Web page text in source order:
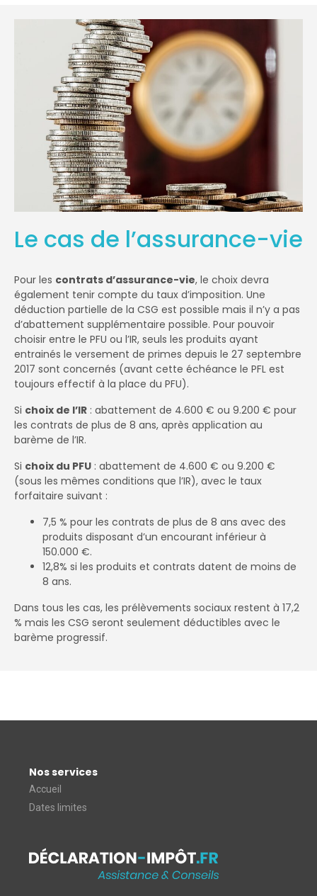
Le cas de l’assurance-vie
Pour les contrats d’assurance-vie, le choix devra
également tenir compte du taux d’imposition. Une
déduction partielle de la CSG est possible mais il n’y a pas
d’abattement supplémentaire possible. Pour pouvoir
choisir entre le PFU ou l’IR, seuls les produits ayant
entrainés le versement de primes depuis le 27 septembre
2017 sont concernés (avant cette échéance le PFL est
toujours effectif à la place du PFU).
Si choix de l’IR : abattement de 4.600 € ou 9.200 € pour
les contrats de plus de 8 ans, après application au
barème de l’IR.
Si choix du PFU : abattement de 4.600 € ou 9.200 €
(sous les mêmes conditions que l’IR), avec le taux
forfaitaire suivant :
7,5 % pour les contrats de plus de 8 ans avec des
produits disposant d’un encourant inférieur à
150.000 €.
12,8% si les produits et contrats datent de moins de
8 ans.
Dans tous les cas, les prélèvements sociaux restent à 17,2
% mais les CSG seront seulement déductibles avec le
barème progressif.
Nos services
Accueil
Dates limites